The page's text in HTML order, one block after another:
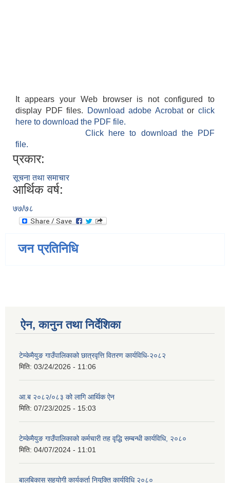
It appears your Web browser is not configured to
display PDF files.
Download adobe Acrobatorclick
here to download the PDF file.
Click here to download the PDF
file.
प्रकार:
सूचना तथा समाचार
आर्थिक वर्ष:
७७/७८
जन प्रतिनिधि
ऐन, कानुन तथा निर्देशिका
टेम्केमैयुङ गाउँपालिकाको छात्रवृत्ति वितरण कार्यविधि-२०८२
मिति: 03/24/2026 - 11:06
आ.ब २०८२/०८३ को लागि आर्थिक ऐन
मिति: 07/23/2025 - 15:03
टेम्केमैयुङ गाउँपालिकाको कर्मचारी तह वृद्धि सम्बन्धी कार्यविधि, २०८०
मिति: 04/07/2024 - 11:01
बालबिकास सहयोगी कार्यकर्ता नियुक्ति कार्यविधि २०८०